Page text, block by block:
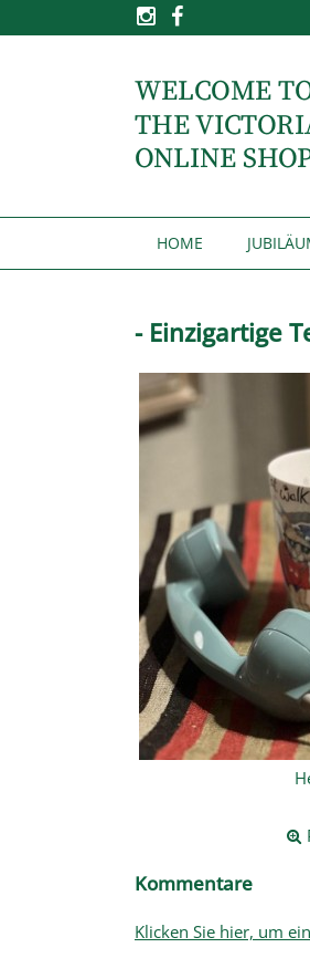
HOME
- Einzigartige
Kommentare
Klicken Sie hier, um